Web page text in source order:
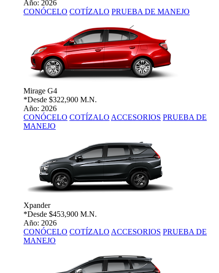
Año: 2026
CONÓCELO COTÍZALO PRUEBA DE MANEJO
Mirage G4
*Desde $322,900 M.N.
Año: 2026
CONÓCELO COTÍZALO ACCESORIOS PRUEBA DE
MANEJO
Xpander
*Desde $453,900 M.N.
Año: 2026
CONÓCELO COTÍZALO ACCESORIOS PRUEBA DE
MANEJO